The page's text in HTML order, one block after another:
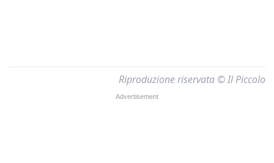
Riproduzione riservata © Il Piccolo